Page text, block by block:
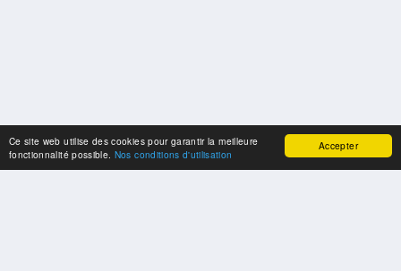
Accepter
Ce site web utilise des cookies pour garantir la meilleure
fonctionnalité possible. Nos conditions d'utilisation